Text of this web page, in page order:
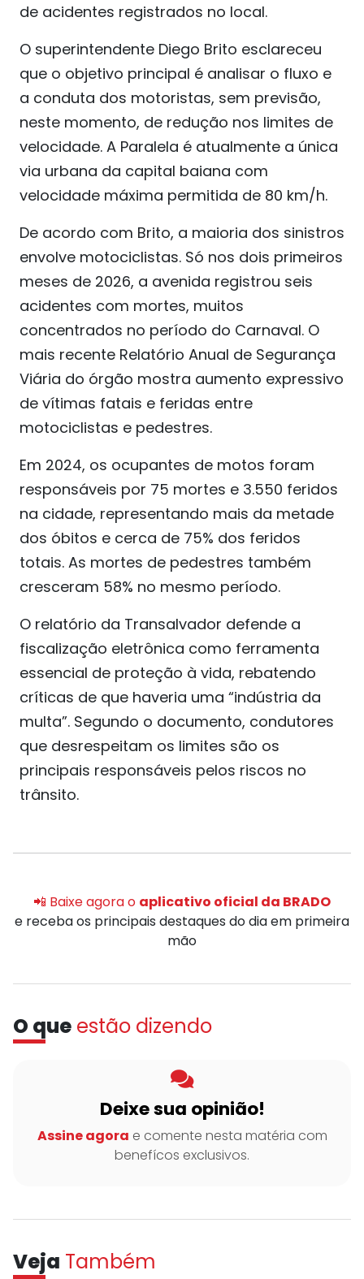
de acidentes registrados no local.
O superintendente Diego Brito esclareceu
que o objetivo principal é analisar o fluxo e
a conduta dos motoristas, sem previsão,
neste momento, de redução nos limites de
velocidade. A Paralela é atualmente a única
via urbana da capital baiana com
velocidade máxima permitida de 80 km/h.
De acordo com Brito, a maioria dos sinistros
envolve motociclistas. Só nos dois primeiros
meses de 2026, a avenida registrou seis
acidentes com mortes, muitos
concentrados no período do Carnaval. O
mais recente Relatório Anual de Segurança
Viária do órgão mostra aumento expressivo
de vítimas fatais e feridas entre
motociclistas e pedestres.
Em 2024, os ocupantes de motos foram
responsáveis por 75 mortes e 3.550 feridos
na cidade, representando mais da metade
dos óbitos e cerca de 75% dos feridos
totais. As mortes de pedestres também
cresceram 58% no mesmo período.
O relatório da Transalvador defende a
fiscalização eletrônica como ferramenta
essencial de proteção à vida, rebatendo
críticas de que haveria uma “indústria da
multa”. Segundo o documento, condutores
que desrespeitam os limites são os
principais responsáveis pelos riscos no
trânsito.
📲 Baixe agora o aplicativo oficial da BRADO
e receba os principais destaques do dia em primeira
mão
O que estão dizendo
Deixe sua opinião!
Assine agora e comente nesta matéria com
benefícos exclusivos.
Veja Também